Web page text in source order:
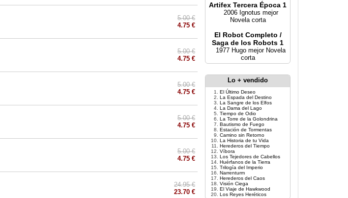
5.00 €
4.75 €
5.00 €
4.75 €
5.00 €
4.75 €
5.00 €
4.75 €
5.00 €
4.75 €
24.95 €
23.70 €
Artifex Tercera Época 1
2006 Ignotus mejor
Novela corta
El Robot Completo /
Saga de los Robots 1
1977 Hugo mejor Novela
corta
Lo + vendido
El Último Deseo
La Espada del Destino
La Sangre de los Elfos
La Dama del Lago
Tiempo de Odio
La Torre de la Golondrina
Bautismo de Fuego
Estación de Tormentas
Camino sin Retorno
La Historia de tu Vida
Herederos del Tiempo
Víbora
Los Tejedores de Cabellos
Huérfanos de la Tierra
Trilogía del Imperio
Narrenturm
Herederos del Caos
Visión Ciega
El Viaje de Hawkwood
Los Reyes Heréticos